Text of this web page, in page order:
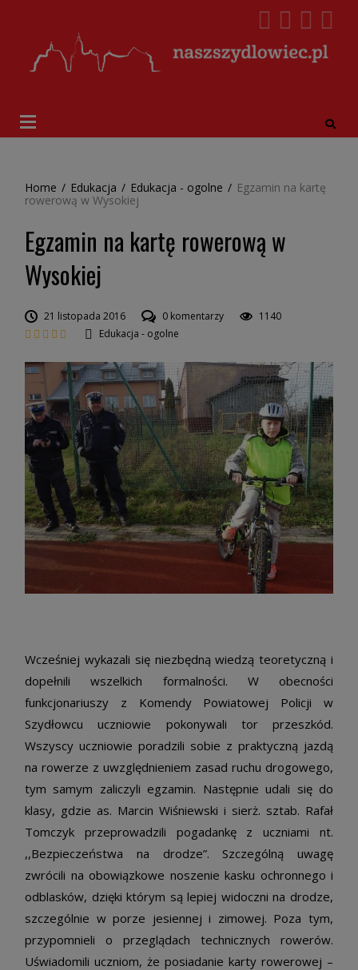
Home / Edukacja / Edukacja - ogolne / Egzamin na kartę
rowerową w Wysokiej
Egzamin na kartę rowerową w
Wysokiej
21 listopada 2016 0 komentarzy
1140
Edukacja - ogolne
Wcześniej wykazali się niezbędną wiedzą teoretyczną i
dopełnili wszelkich formalności. W obecności
funkcjonariuszy z Komendy Powiatowej Policji w
Szydłowcu uczniowie pokonywali tor przeszkód.
Wszyscy uczniowie poradzili sobie z praktyczną jazdą
na rowerze z uwzględnieniem zasad ruchu drogowego,
tym samym zaliczyli egzamin. Następnie udali się do
klasy, gdzie as. Marcin Wiśniewski i sierż. sztab. Rafał
Tomczyk przeprowadzili pogadankę z uczniami nt.
,,Bezpieczeństwa na drodze”. Szczególną uwagę
zwrócili na obowiązkowe noszenie kasku ochronnego i
odblasków, dzięki którym są lepiej widoczni na drodze,
szczególnie w porze jesiennej i zimowej. Poza tym,
przypomnieli o przeglądach technicznych rowerów.
Uświadomili uczniom, że posiadanie karty rowerowej –